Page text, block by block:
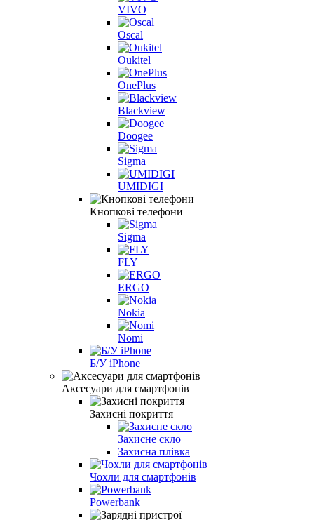
VIVO
Oscal
Oukitel
OnePlus
Blackview
Doogee
Sigma
UMIDIGI
Кнопкові телефони
Sigma
FLY
ERGO
Nokia
Nomi
Б/У iPhone
Аксесуари для смартфонів
Захисні покриття
Захисне скло
Захисна плівка
Чохли для смартфонів
Powerbank